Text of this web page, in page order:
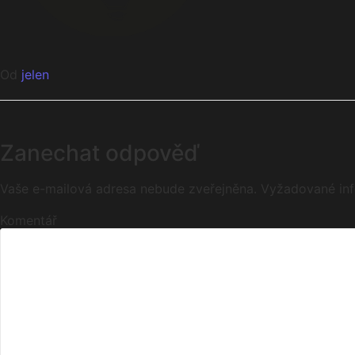
Od jelen
Zanechat odpověď
Vaše e-mailová adresa nebude zveřejněna. Vyžadované
Komentář